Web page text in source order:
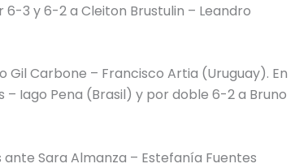
3 y 6-2 a Cleiton Brustulin – Leandro
Gil Carbone – Francisco Artia (Uruguay). En
Iago Pena (Brasil) y por doble 6-2 a Bruno
Sara Almanza – Estefanía Fuentes